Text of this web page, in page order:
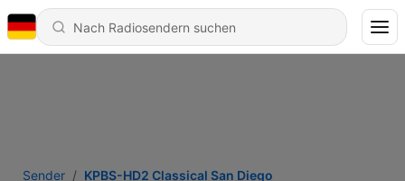
Sender KPBS-HD2 Classical San Diego